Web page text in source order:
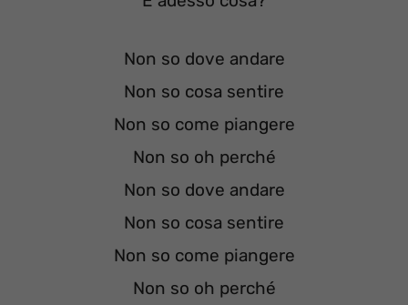
Non so dove andare
Non so cosa sentire
Non so come piangere
Non so oh perché
Non so dove andare
Non so cosa sentire
Non so come piangere
Non so oh perché